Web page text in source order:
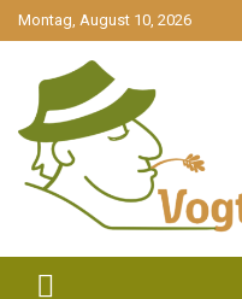
gehe
zum
Montag, August 10, 2026